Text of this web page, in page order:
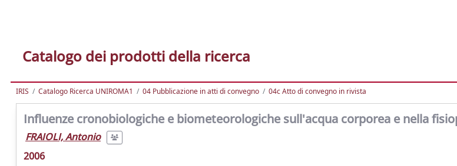
Catalogo dei prodotti della ricerca
IRIS Catalogo Ricerca UNIROMA1 04 Pubblicazione in atti di convegno 04c Atto di convegno in rivista
Influenze cronobiologiche e biometeorologiche sull'acqua corporea e nella
FRAIOLI, Antonio
2006